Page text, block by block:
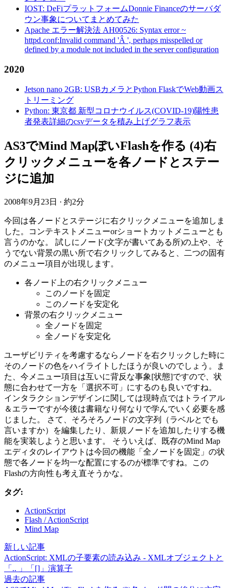
IOST: DeFiプラットフォームDonnie Financeのサーバダ
ウン事象についてまとめてみた
Apache エラー解決法 AH00526: Syntax error ~
httpd.conf:Invalid command 'Â ', perhaps misspelled or
defined by a module not included in the server configuration
2020
Jetson nano 2GB: USBカメラとPython FlaskでWeb動画ス
トリーミング
Python: 東京都 新型コロナウイルス(COVID-19)陽性患
者発表詳細のcsvデータを積み上げグラフ表示
AS3でMind MapぽいFlashを作る (4)右
クリックメニューを各ノードとステー
ジに追加
2008年9月23日 · 約2分
今回は各ノードとステージに右クリックメニューを追加しま
した。コンテキストメニューorショートカットメニューとも
言うのかな。 試しにノード(文字が書いてある所)の上や、そ
うでない背景の黒い所で右クリックしてみると、二つの固有
のメニュー項目が出現します。
各ノード上の右クリックメニュー
このノードを固定
このノードを安定化
背景の右クリックメニュー
全ノードを固定
全ノードを安定化
ユーザビリティを考慮するならノードを右クリックした時に
そのノードの色をハイライトしたほうが良いのでしょう。ま
た、今メニュー項目は互いに背反な事象[状態]ですので、状
態に合わせて一方を「選択不可」にするのも良いですね。
インタラクションデザインに関しては現時点ではトライアル
＆エラーですが今後は書籍なり何なりで学んでいく必要を感
じました。 さて、そろそろノードの文字列（ラベルとでも
言いますか）を編集したり、新規ノードを追加したりする機
能を実装しようと思います。 そういえば、既存のMind Map
エディタのレイアウトは今回の機能「全ノードを固定」の状
態で各ノードを均一な配置にするのが標準ですね。この
Flashの方向性も考え直そうかな。
タグ:
ActionScript
Flash / ActionScript
Mind Map
新しい記事
ActionScript: XMLの子要素の読み込み - XMLオブジェクトと
「.. 」「[]」演算子
過去の記事